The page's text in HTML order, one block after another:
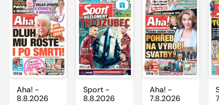
Aha! -
8.8.2026
Sport -
8.8.2026
Aha! -
7.8.2026